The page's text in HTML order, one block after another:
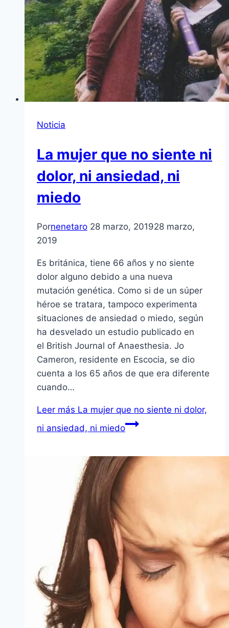
Noticia
La mujer que no siente ni
dolor, ni ansiedad, ni
miedo
Pornenetaro 28 marzo, 201928 marzo,
2019
Es británica, tiene 66 años y no siente
dolor alguno debido a una nueva
mutación genética. Como si de un súper
héroe se tratara, tampoco experimenta
situaciones de ansiedad o miedo, según
ha desvelado un estudio publicado en
el British Journal of Anaesthesia. Jo
Cameron, residente en Escocia, se dio
cuenta a los 65 años de que era diferente
cuando…
Leer más La mujer que no siente ni dolor,
ni ansiedad, ni miedo